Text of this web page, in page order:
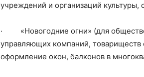
учреждений и организаций
· «Новогодние огни» (для
управляющих компаний, товариществ
оформление окон, балконов в